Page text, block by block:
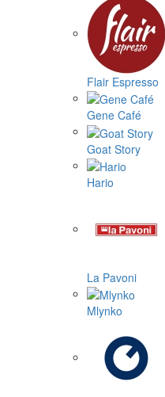
Flair Espresso
Gene Café
Goat Story
Hario
La Pavoni
Mlynko